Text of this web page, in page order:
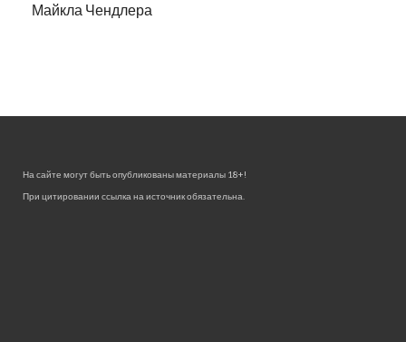
Майкла Чендлера
На сайте могут быть опубликованы материалы 18+!
При цитировании ссылка на источник обязательна.